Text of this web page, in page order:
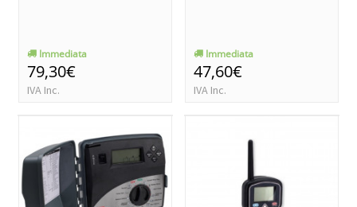
Immediata
79,30€
IVA Inc.
Immediata
47,60€
IVA Inc.